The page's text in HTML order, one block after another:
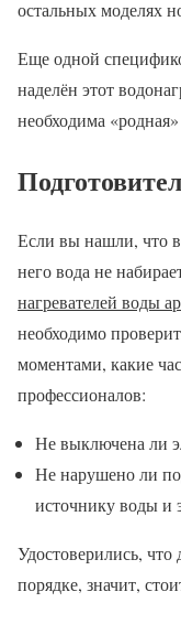
остальных моделях
Еще одной
наделён этот
необходима «родная»
Если вы нашли, что
него вода не
нагревателей воды
необходимо
моментами, какие
профессионалов:
Не выключена ли
Не нарушено ли
источнику воды и
Удостоверились,
порядке, значит,